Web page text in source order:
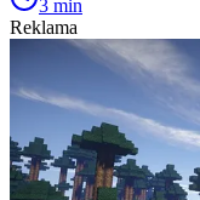
3 min
Reklama